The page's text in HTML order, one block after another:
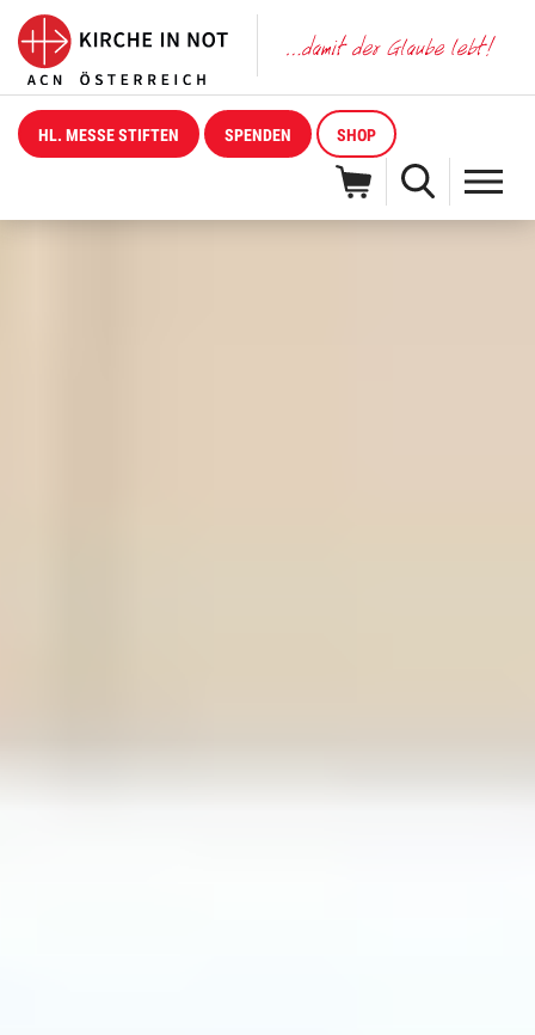
HL. MESSE STIFTEN SPENDEN SHOP